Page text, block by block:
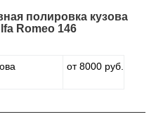
полировка кузова
Romeo 146
от 8000 руб.